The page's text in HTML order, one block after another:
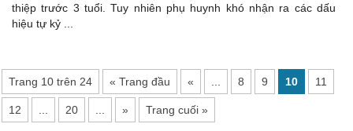
thiệp trước 3 tuổi. Tuy nhiên phụ huynh khó nhận ra các dấu
hiệu tự kỷ ...
Trang 10 trên 24 « Trang đầu « ... 8 9 10 11
12 ... 20 ... » Trang cuối »